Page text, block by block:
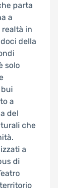
parta
a
in
della
solo
a
del
che
a
di